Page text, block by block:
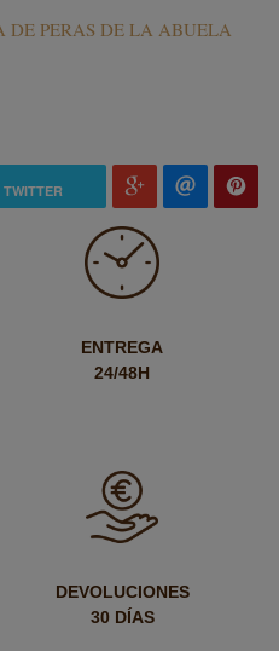
DE PERAS DE LA ABUELA
TWITTER
ENTREGA
24/48H
DEVOLUCIONES
30 DÍAS